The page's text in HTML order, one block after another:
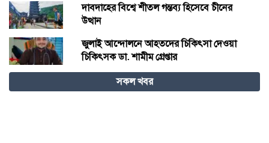
দাবদাহের বিশ্বে শীতল গন্তব্য হিসেবে চীনের
উত্থান
জুলাই আন্দোলনে আহতদের চিকিৎসা দেওয়া
চিকিৎসক ডা. শামীম গ্রেপ্তার
বিজ্ঞান – উদ্ভাবন ও কৃত্রিম বুদ্ধিমত্তায় ভবিষ্যতের
চীন
সকল খবর